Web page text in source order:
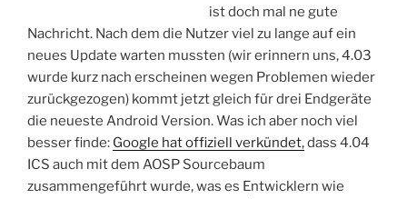
ist doch mal ne gute
Nachricht. Nach dem die Nutzer viel zu lange auf ein
neues Update warten mussten (wir erinnern uns, 4.03
wurde kurz nach erscheinen wegen Problemen wieder
zurückgezogen) kommt jetzt gleich für drei Endgeräte
die neueste Android Version. Was ich aber noch viel
besser finde: Google hat offiziell verkündet,dass 4.04
ICS auch mit dem AOSP Sourcebaum
zusammengeführt wurde, was es Entwicklern wie